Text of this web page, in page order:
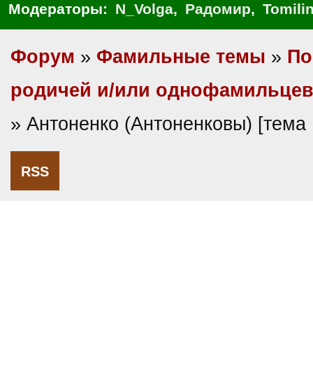
Модераторы: N_Volga, Радомир,
Форум » Фамильные темы »
родичей и/или однофамильцев
» Антоненко (Антоненковы)
RSS